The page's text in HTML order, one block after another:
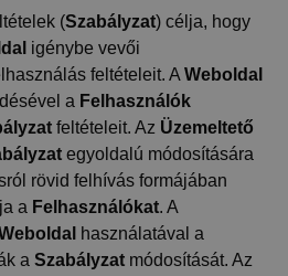
(Szabályzat) célja, hogy
igénybe vevői
feltételeit. AWeboldal
a Felhasználók
feltételeit. Az Üzemeltető
egyoldalú módosítására
rövid felhívás formájában
a Felhasználókat. A
használatával a
aSzabályzat módosítását. Az